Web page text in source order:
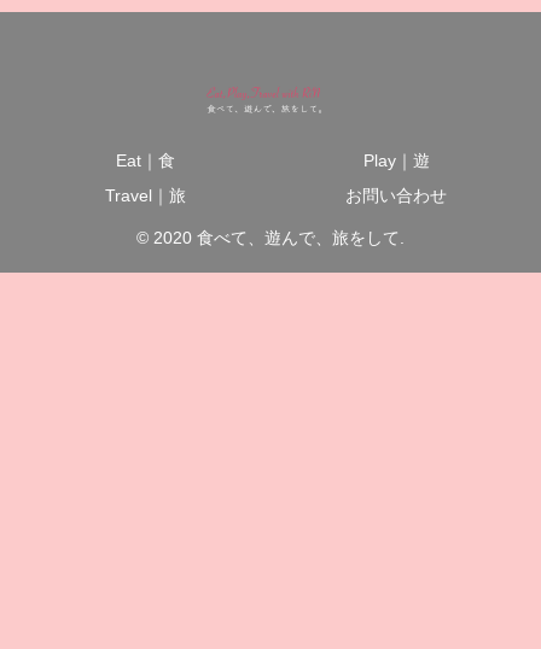
Eat｜食
Play｜遊
Travel｜旅
お問い合わせ
© 2020 食べて、遊んで、旅をして.